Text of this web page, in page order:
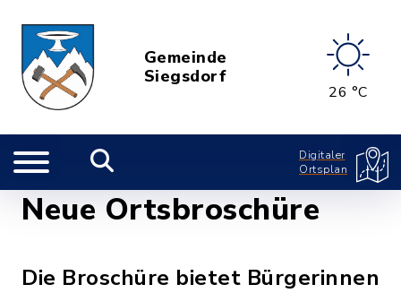
Gemeinde
Siegsdorf
26 °C
Digitaler
Ortsplan
Neue Ortsbroschüre
Die Broschüre bietet Bürgerinnen